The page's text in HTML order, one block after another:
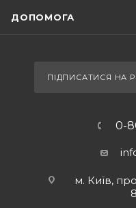
ДОПОМОГА
ПІДПИСАТИСЯ НА
0-
м. Київ,